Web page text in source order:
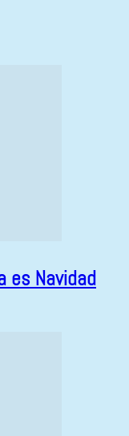
es Navidad